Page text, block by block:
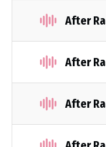
After
After
After